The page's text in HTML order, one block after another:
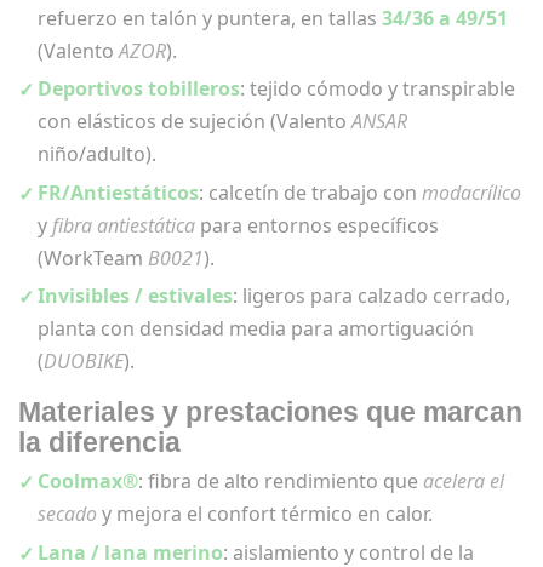
refuerzo en talón y puntera, en tallas 34/36 a 49/51
(ValentoAZOR).
Deportivos tobilleros: tejido cómodo y transpirable
con elásticos de sujeción (ValentoANSAR
niño/adulto).
FR/Antiestáticos: calcetín de trabajo con modacrílico
y fibra antiestática para entornos específicos
(WorkTeam B0021).
Invisibles / estivales: ligeros para calzado cerrado,
planta con densidad media para amortiguación
(DUOBIKE).
Materiales y prestaciones que marcan
la diferencia
Coolmax®: fibra de alto rendimiento que acelera el
secado y mejora el confort térmico en calor.
Lana / lana merino: aislamiento y control de la